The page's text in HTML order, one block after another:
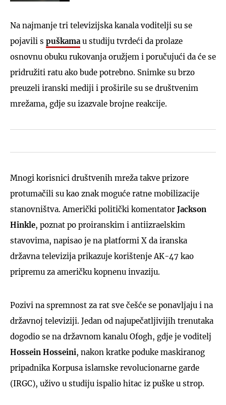
Na najmanje tri televizijska kanala voditelji su se
pojavili s puškama u studiju tvrdeći da prolaze
osnovnu obuku rukovanja oružjem i poručujući da će se
pridružiti ratu ako bude potrebno. Snimke su brzo
preuzeli iranski mediji i proširile su se društvenim
mrežama, gdje su izazvale brojne reakcije.
Mnogi korisnici društvenih mreža takve prizore
protumačili su kao znak moguće ratne mobilizacije
stanovništva. Američki politički komentator Jackson
Hinkle, poznat po proiranskim i antiizraelskim
stavovima, napisao je na platformi X da iranska
državna televizija prikazuje korištenje AK-47 kao
pripremu za američku kopnenu invaziju.
Pozivi na spremnost za rat sve češće se ponavljaju i na
državnoj televiziji. Jedan od najupečatljivijih trenutaka
dogodio se na državnom kanalu Ofogh, gdje je voditelj
Hossein Hosseini, nakon kratke poduke maskiranog
pripadnika Korpusa islamske revolucionarne garde
(IRGC), uživo u studiju ispalio hitac iz puške u strop.